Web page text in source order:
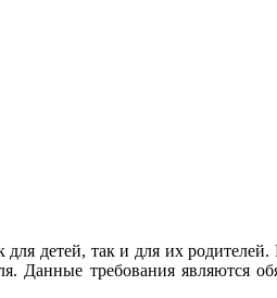
детей, так и для их
Данные требования являются